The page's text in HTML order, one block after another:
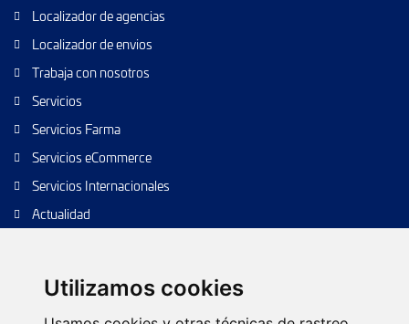
Utilizamos cookies
Localizador de agencias
Localizador de envios
Trabaja con nosotros
Servicios
Servicios Farma
Servicios eCommerce
Servicios Internacionales
Actualidad
Envíos de calidad